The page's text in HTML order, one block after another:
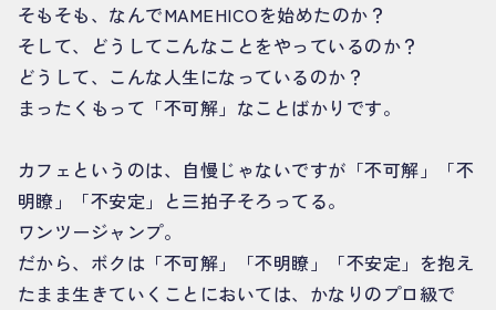
そもそも、なんでMAMEHICOを始めたのか？
そして、どうしてこんなことをやっているのか？
どうして、こんな人生になっているのか？
まったくもって「不可解」なことばかりです。
カフェというのは、自慢じゃないですが「不可解」「不
明瞭」「不安定」と三拍子そろってる。
ワンツージャンプ。
だから、ボクは「不可解」「不明瞭」「不安定」を抱え
たまま生きていくことにおいては、かなりのプロ級で